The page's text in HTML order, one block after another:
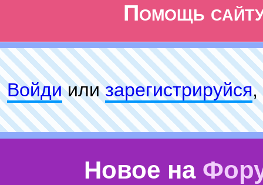
Помощь
Войдиилизарeгиcтpируйся,
Новое на